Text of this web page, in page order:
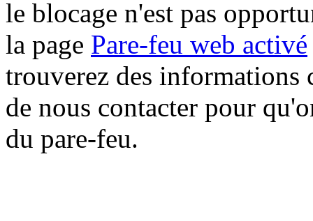
le blocage n'est pas
la page Pare-feu web activé
trouverez des informations
de nous contacter pour
du pare-feu.